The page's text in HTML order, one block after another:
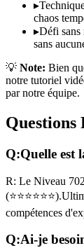
▸
chaos
▸Défi sans
sans
💡 Note: Bien
notre tutoriel
par notre équipe.
Questions
Q:Quelle est
R: Le Niveau 702
(⭐⭐⭐⭐⭐⭐).
compétences
Q:Ai-je